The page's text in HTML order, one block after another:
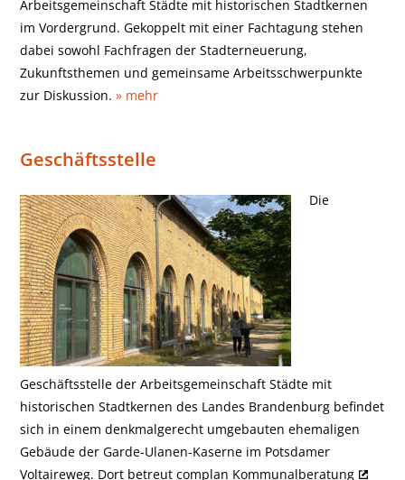
Arbeitsgemeinschaft Städte mit historischen Stadtkernen
im Vordergrund. Gekoppelt mit einer Fachtagung stehen
dabei sowohl Fachfragen der Stadterneuerung,
Zukunftsthemen und gemeinsame Arbeitsschwerpunkte
zur Diskussion. » mehr
Geschäftsstelle
Die
Geschäftsstelle der Arbeitsgemeinschaft Städte mit
historischen Stadtkernen des Landes Brandenburg befindet
sich in einem denkmalgerecht umgebauten ehemaligen
Gebäude der Garde-Ulanen-Kaserne im Potsdamer
Voltaireweg. Dort betreutcomplan Kommunalberatung